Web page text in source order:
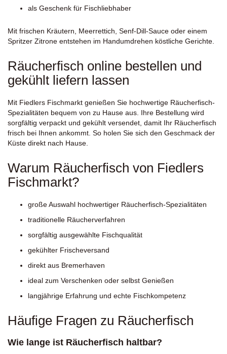
als Geschenk für Fischliebhaber
Mit frischen Kräutern, Meerrettich, Senf-Dill-Sauce oder einem
Spritzer Zitrone entstehen im Handumdrehen köstliche Gerichte.
Räucherfisch online bestellen und
gekühlt liefern lassen
Mit Fiedlers Fischmarkt genießen Sie hochwertige Räucherfisch-
Spezialitäten bequem von zu Hause aus. Ihre Bestellung wird
sorgfältig verpackt und gekühlt versendet, damit Ihr Räucherfisch
frisch bei Ihnen ankommt. So holen Sie sich den Geschmack der
Küste direkt nach Hause.
Warum Räucherfisch von Fiedlers
Fischmarkt?
große Auswahl hochwertiger Räucherfisch-Spezialitäten
traditionelle Räucherverfahren
sorgfältig ausgewählte Fischqualität
gekühlter Frischeversand
direkt aus Bremerhaven
ideal zum Verschenken oder selbst Genießen
langjährige Erfahrung und echte Fischkompetenz
Häufige Fragen zu Räucherfisch
Wie lange ist Räucherfisch haltbar?